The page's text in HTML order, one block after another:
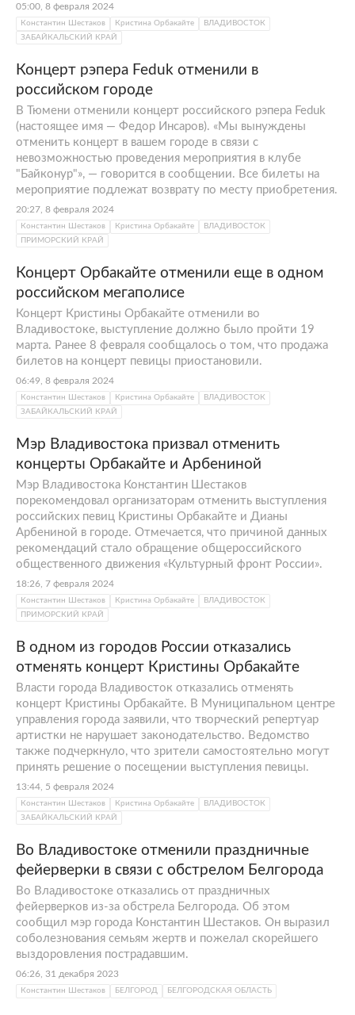
05:00, 8 февраля 2024
Константин Шестаков Кристина Орбакайте
ВЛАДИВОСТОК
ЗАБАЙКАЛЬСКИЙ КРАЙ
Концерт рэпера Feduk отменили в
российском городе
В Тюмени отменили концерт российского рэпера Feduk
(настоящее имя — Федор Инсаров). «Мы вынуждены
отменить концерт в вашем городе в связи с
невозможностью проведения мероприятия в клубе
"Байконур"», — говорится в сообщении. Все билеты на
мероприятие подлежат возврату по месту приобретения.
20:27, 8 февраля 2024
Константин Шестаков Кристина Орбакайте
ВЛАДИВОСТОК
ПРИМОРСКИЙ КРАЙ
Концерт Орбакайте отменили еще в одном
российском мегаполисе
Концерт Кристины Орбакайте отменили во
Владивостоке, выступление должно было пройти 19
марта. Ранее 8 февраля сообщалось о том, что продажа
билетов на концерт певицы приостановили.
06:49, 8 февраля 2024
Константин Шестаков Кристина Орбакайте
ВЛАДИВОСТОК
ЗАБАЙКАЛЬСКИЙ КРАЙ
Мэр Владивостока призвал отменить
концерты Орбакайте и Арбениной
Мэр Владивостока Константин Шестаков
порекомендовал организаторам отменить выступления
российских певиц Кристины Орбакайте и Дианы
Арбениной в городе. Отмечается, что причиной данных
рекомендаций стало обращение общероссийского
общественного движения «Культурный фронт России».
18:26, 7 февраля 2024
Константин Шестаков Кристина Орбакайте
ВЛАДИВОСТОК
ПРИМОРСКИЙ КРАЙ
В одном из городов России отказались
отменять концерт Кристины Орбакайте
Власти города Владивосток отказались отменять
концерт Кристины Орбакайте. В Муниципальном центре
управления города заявили, что творческий репертуар
артистки не нарушает законодательство. Ведомство
также подчеркнуло, что зрители самостоятельно могут
принять решение о посещении выступления певицы.
13:44, 5 февраля 2024
Константин Шестаков Кристина Орбакайте
ВЛАДИВОСТОК
ЗАБАЙКАЛЬСКИЙ КРАЙ
Во Владивостоке отменили праздничные
фейерверки в связи с обстрелом Белгорода
Во Владивостоке отказались от праздничных
фейерверков из-за обстрела Белгорода. Об этом
сообщил мэр города Константин Шестаков. Он выразил
соболезнования семьям жертв и пожелал скорейшего
выздоровления пострадавшим.
06:26, 31 декабря 2023
Константин Шестаков БЕЛГОРОД БЕЛГОРОДСКАЯ ОБЛАСТЬ